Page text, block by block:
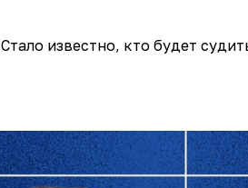
Стало известно, кто будет